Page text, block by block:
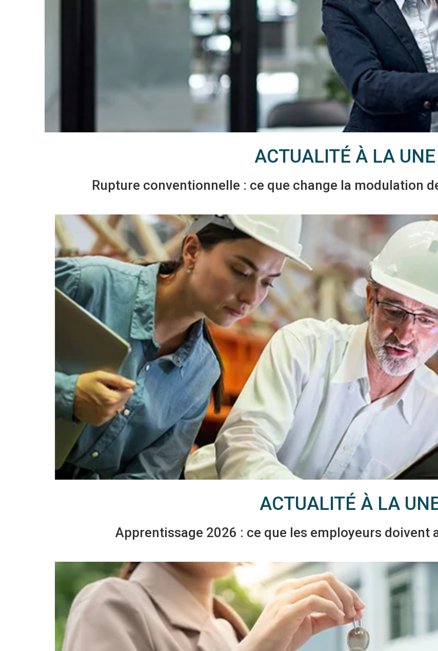
ACTUALITÉ À LA UNE
Rupture conventionnelle : ce que change la modulation
ACTUALITÉ À LA
Apprentissage 2026 : ce que les employeurs doivent